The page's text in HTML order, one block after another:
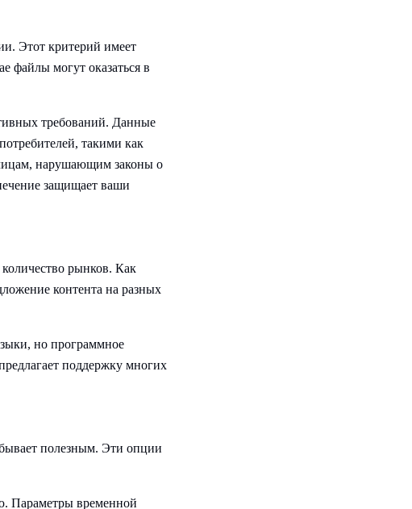
Этот критерий имеет
файлы могут оказаться в
требований. Данные
такими как
нарушающим законы о
защищает ваши
рынков. Как
контента на разных
но программное
поддержку многих
полезным. Эти опции
Параметры временной